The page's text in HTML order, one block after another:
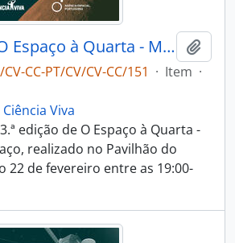
3.ª edição de O Espaço à Quarta - Mulheres no espaço
CC-PT/CV/CV-CC/151 · Item ·
Viva
edição de O Espaço à Quarta -
realizado no Pavilhão do
22 de fevereiro entre as 19:00-